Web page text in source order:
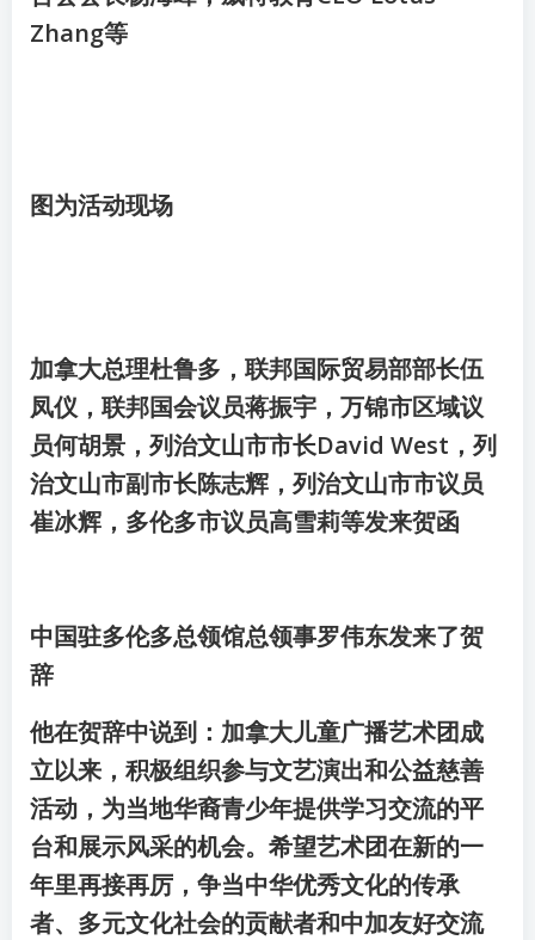
Zhang等
图为活动现场
加拿大总理杜鲁多，联邦国际贸易部部长伍
凤仪，联邦国会议员蒋振宇，万锦市区域议
员何胡景，列治文山市市长David West，列
治文山市副市长陈志辉，列治文山市市议员
崔冰辉，多伦多市议员高雪莉等发来贺函
中国驻多伦多总领馆总领事罗伟东发来了贺
辞
他在贺辞中说到：加拿大儿童广播艺术团成
立以来，积极组织参与文艺演出和公益慈善
活动，为当地华裔青少年提供学习交流的平
台和展示风采的机会。希望艺术团在新的一
年里再接再厉，争当中华优秀文化的传承
者、多元文化社会的贡献者和中加友好交流